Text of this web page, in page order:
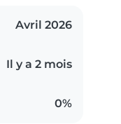
Avril 2026
Il y a 2 mois
0%